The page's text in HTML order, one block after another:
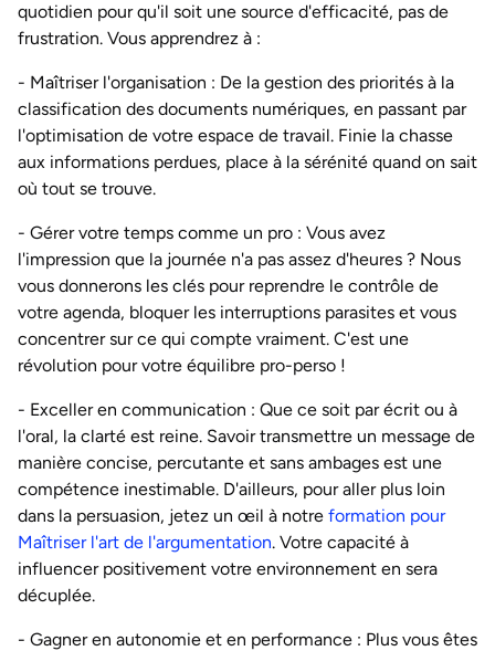
quotidien pour qu'il soit une source d'efficacité, pas de
frustration. Vous apprendrez à :
- Maîtriser l'organisation : De la gestion des priorités à la
classification des documents numériques, en passant par
l'optimisation de votre espace de travail. Finie la chasse
aux informations perdues, place à la sérénité quand on sait
où tout se trouve.
- Gérer votre temps comme un pro : Vous avez
l'impression que la journée n'a pas assez d'heures ? Nous
vous donnerons les clés pour reprendre le contrôle de
votre agenda, bloquer les interruptions parasites et vous
concentrer sur ce qui compte vraiment. C'est une
révolution pour votre équilibre pro-perso !
- Exceller en communication : Que ce soit par écrit ou à
l'oral, la clarté est reine. Savoir transmettre un message de
manière concise, percutante et sans ambages est une
compétence inestimable. D'ailleurs, pour aller plus loin
dans la persuasion, jetez un œil à notre formation pour
Maîtriser l'art de l'argumentation. Votre capacité à
influencer positivement votre environnement en sera
décuplée.
- Gagner en autonomie et en performance : Plus vous êtes